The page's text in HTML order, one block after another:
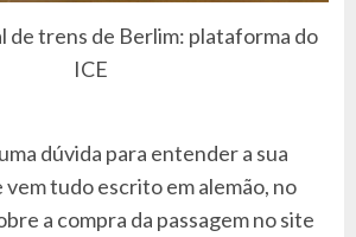
de trens de Berlim: plataforma do
ICE
dúvida para entender a sua
vem tudo escrito em alemão, no
a compra da passagem no site